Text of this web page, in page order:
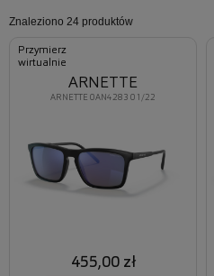
Znaleziono 24 produktów
Przymierz
wirtualnie
ARNETTE 0AN4283 01/22
ARNETTE
455,00 zł